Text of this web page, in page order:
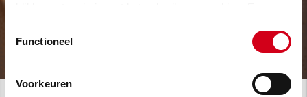
klikken, stem je in met het gebruik van cookies. Een
vragen lees je in
Functioneel
Voorkeuren